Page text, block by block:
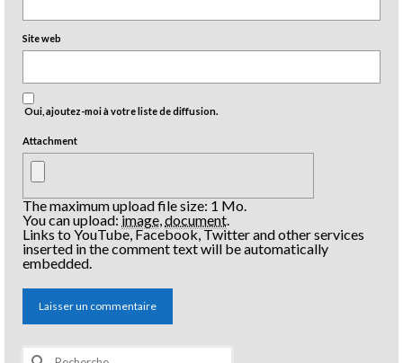
Site web
Oui, ajoutez-moi à votre liste de diffusion.
Attachment
The maximum upload file size: 1 Mo.
You can upload:image,document.
Links to YouTube, Facebook, Twitter and other services
inserted in the comment text will be automatically
embedded.
Rechercher :